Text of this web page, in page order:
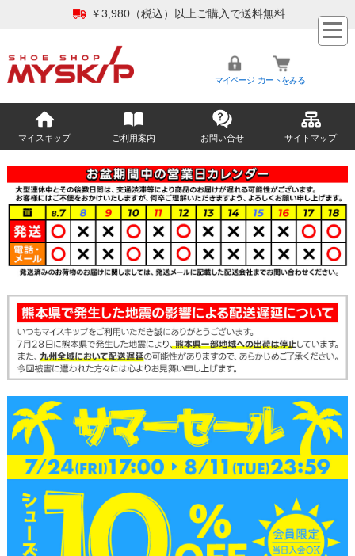
￥3,980（税込）以上ご購入で送料無料
マイページ カートをみる
マイスキップ ご利用案内 お問い合せ サイトマップ